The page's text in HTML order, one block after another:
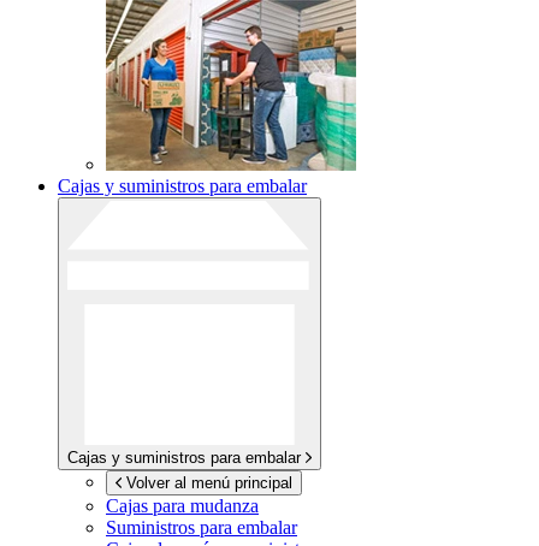
Cajas y suministros para embalar
Cajas y suministros para embalar
Volver al menú principal
Cajas para mudanza
Suministros para embalar